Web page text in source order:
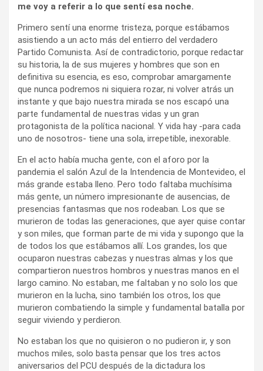
me voy a referir a lo que sentí esa noche.
Primero sentí una enorme tristeza, porque estábamos
asistiendo a un acto más del entierro del verdadero
Partido Comunista. Así de contradictorio, porque redactar
su historia, la de sus mujeres y hombres que son en
definitiva su esencia, es eso, comprobar amargamente
que nunca podremos ni siquiera rozar, ni volver atrás un
instante y que bajo nuestra mirada se nos escapó una
parte fundamental de nuestras vidas y un gran
protagonista de la política nacional. Y vida hay -para cada
uno de nosotros- tiene una sola, irrepetible, inexorable.
En el acto había mucha gente, con el aforo por la
pandemia el salón Azul de la Intendencia de Montevideo, el
más grande estaba lleno. Pero todo faltaba muchísima
más gente, un número impresionante de ausencias, de
presencias fantasmas que nos rodeaban. Los que se
murieron de todas las generaciones, que ayer quise contar
y son miles, que forman parte de mi vida y supongo que la
de todos los que estábamos allí. Los grandes, los que
ocuparon nuestras cabezas y nuestras almas y los que
compartieron nuestros hombros y nuestras manos en el
largo camino. No estaban, me faltaban y no solo los que
murieron en la lucha, sino también los otros, los que
murieron combatiendo la simple y fundamental batalla por
seguir viviendo y perdieron.
No estaban los que no quisieron o no pudieron ir, y son
muchos miles, solo basta pensar que los tres actos
aniversarios del PCU después de la dictadura los